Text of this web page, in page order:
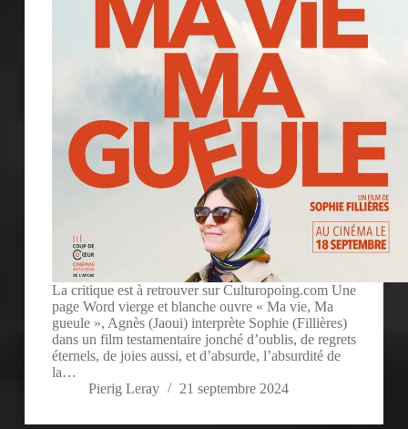
La critique est à retrouver sur Culturopoing.com Une
page Word vierge et blanche ouvre « Ma vie, Ma
gueule », Agnès (Jaoui) interprète Sophie (Fillières)
dans un film testamentaire jonché d’oublis, de regrets
éternels, de joies aussi, et d’absurde, l’absurdité de
la…
Pierig Leray
21 septembre 2024